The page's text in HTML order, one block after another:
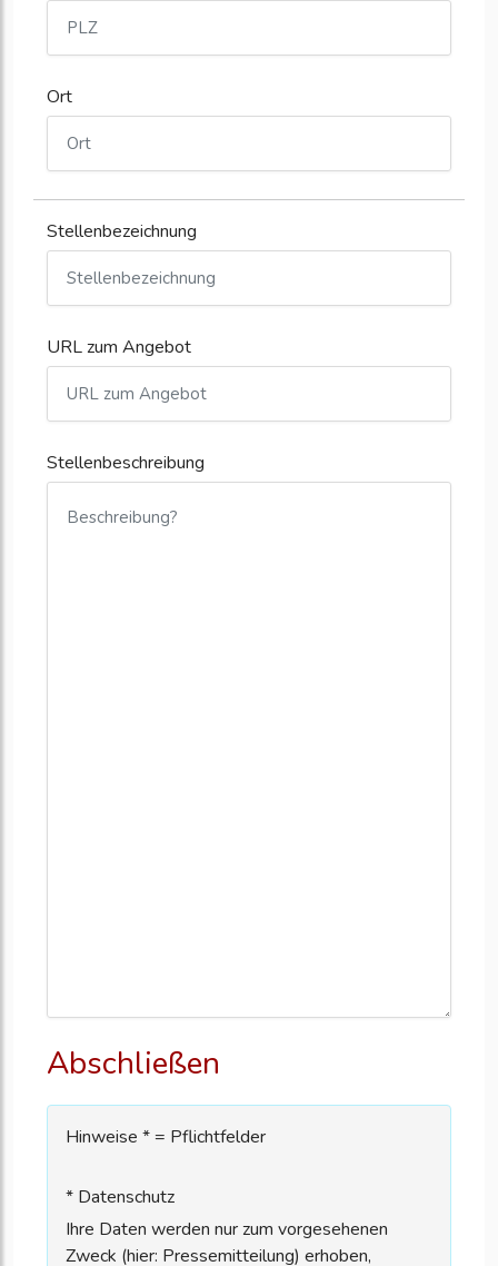
Ort
Stellenbezeichnung
URL zum Angebot
Stellenbeschreibung
Abschließen
Hinweise * = Pflichtfelder
* Datenschutz
Ihre Daten werden nur zum vorgesehenen
Zweck (hier: Pressemitteilung) erhoben,